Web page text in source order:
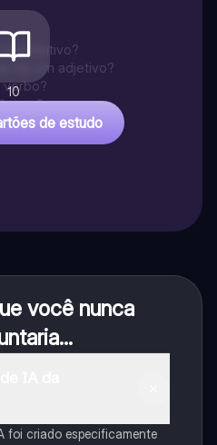
de um adjetivo?
verbo?
10
de estudo
você nunca
foi criado especificamente